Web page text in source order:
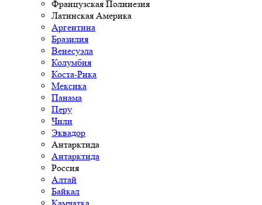
Французская Полинезия
Латинская Америка
Аргентина
Бразилия
Венесуэла
Колумбия
Коста-Рика
Мексика
Панама
Перу
Чили
Эквадор
Антарктида
Антарктида
Россия
Алтай
Байкал